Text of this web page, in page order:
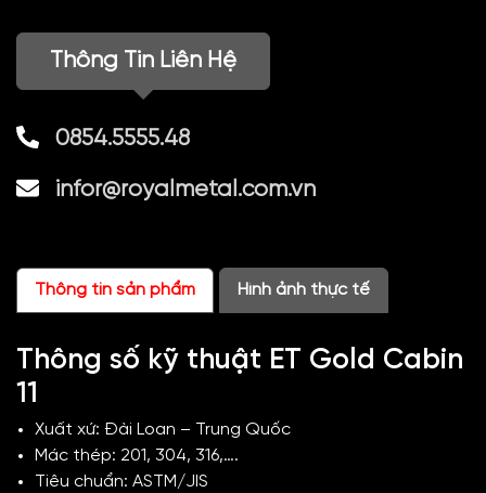
Thông Tin Liên Hệ
0854.5555.48
infor@royalmetal.com.vn
Thông tin sản phẩm Hình ảnh thực tế
Thông số kỹ thuật ET Gold Cabin
11
Xuất xứ: Đài Loan – Trung Quốc
Mác thép: 201, 304, 316,….
Tiêu chuẩn: ASTM/JIS